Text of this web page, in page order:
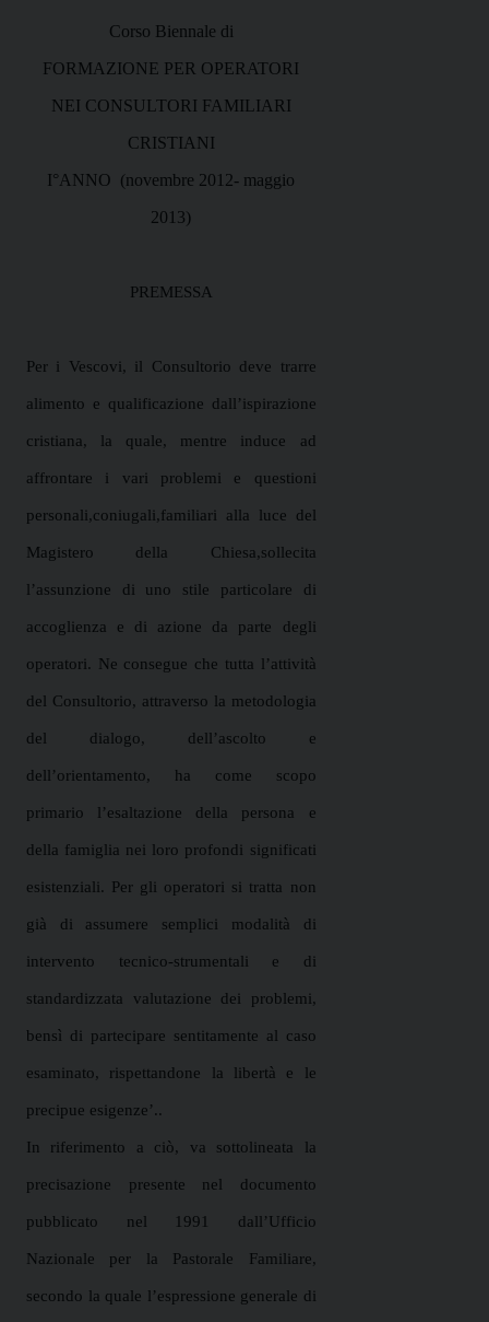
Corso Biennale di
FORMAZIONE PER OPERATORI
NEI CONSULTORI FAMILIARI
CRISTIANI
I°ANNO (novembre 2012- maggio
2013)
PREMESSA
Per i Vescovi, il Consultorio deve trarre
alimento e qualificazione dall’ispirazione
cristiana, la quale, mentre induce ad
affrontare i vari problemi e questioni
personali,coniugali,familiari alla luce del
Magistero della Chiesa,sollecita
l’assunzione di uno stile particolare di
accoglienza e di azione da parte degli
operatori. Ne consegue che tutta l’attività
del Consultorio, attraverso la metodologia
del dialogo, dell’ascolto e
dell’orientamento, ha come scopo
primario l’esaltazione della persona e
della famiglia nei loro profondi significati
esistenziali. Per gli operatori si tratta non
già di assumere semplici modalità di
intervento tecnico-strumentali e di
standardizzata valutazione dei problemi,
bensì di partecipare sentitamente al caso
esaminato, rispettandone la libertà e le
precipue esigenze’..
In riferimento a ciò, va sottolineata la
precisazione presente nel documento
pubblicato nel 1991 dall’Ufficio
Nazionale per la Pastorale Familiare,
secondo la quale l’espressione generale di